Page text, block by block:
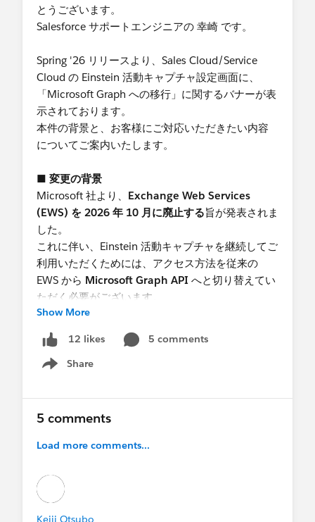
とうございます。
Salesforce サポートエンジニアの 幸崎 です。
Spring '26 リリースより、Sales Cloud/Service
Cloud の Einstein 活動キャプチャ設定画面に、
「Microsoft Graph への移行」に関するバナーが表
示されております。
本件の背景と、お客様にご対応いただきたい内容
についてご案内いたします。
■ 変更の背景
Microsoft 社より、 Exchange Web Services
(EWS) を 2026 年 10 月に廃止する旨が発表されま
した。
これに伴い、Einstein 活動キャプチャを継続してご
利用いただくためには、アクセス方法を従来の
EWS から Microsoft Graph API へと切り替えてい
ただく必要がございます。
■ 確認および設定方法
Spring '26 以降、設定画面の上部に移行を促すバナ
ーが表示されます。
[設定]＞[Einstein]
ます。
行」
表示されるポップアップの指示に従い、認証の
更新を完了させてください。
Show More
12 likes
5 comments
Share
Show menu
5 comments
Load more comments...
Keiji Otsubo